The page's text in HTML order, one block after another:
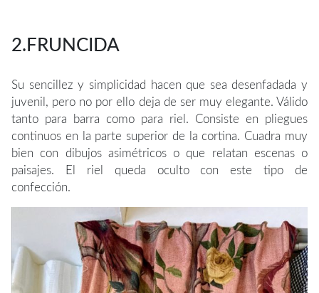
2.FRUNCIDA
Su sencillez y simplicidad hacen que sea desenfadada y
juvenil, pero no por ello deja de ser muy elegante. Válido
tanto para barra como para riel. Consiste en pliegues
continuos en la parte superior de la cortina. Cuadra muy
bien con dibujos asimétricos o que relatan escenas o
paisajes. El riel queda oculto con este tipo de
confección.